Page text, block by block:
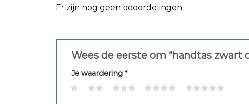
Er zijn nog geen beoordelingen.
Wees de eerste om “handtas zwart
Je waardering *